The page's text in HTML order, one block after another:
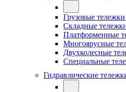
Грузовые тележки
Складные
Платформенные
Многоярусные
Двухколесные
Специальные
Гидравлические